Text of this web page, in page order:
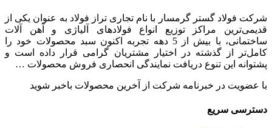
شرکت فولاد گستر گرمسار با نام تجاری تراز فولاد به عنوان یکی از
قدیمی‌ترین مراکز توزیع انواع فولادهای آلیاژی و آهن آلات
ساختمانی، با بیش از 5 دهه تجربه اکنون سبد محصولات خود را
کامل‌تر از گذشته در اختیار مشتریان گرامی قرار داده است و
پشتوانه این تنوع دریافت نمایندگی انحصاری فروش محصولات …
با عضویت در خبرنامه شرکت از آخرین محصولات باخبر شوید
دسترسی سریع